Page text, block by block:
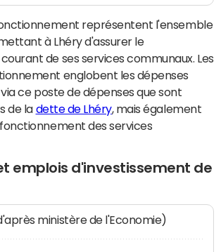
représentent l'ensemble
à Lhéry d'assurer le
de ses services communaux. Les
englobent les dépenses
ce poste de dépenses que sont
de la dette de Lhéry, mais également
fonctionnement des services
emplois d'investissement de
ministère de l'Economie)